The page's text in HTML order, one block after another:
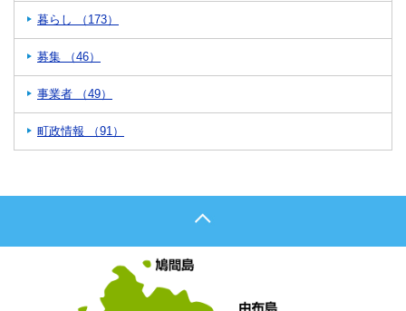
暮らし （173）
募集 （46）
事業者 （49）
町政情報 （91）